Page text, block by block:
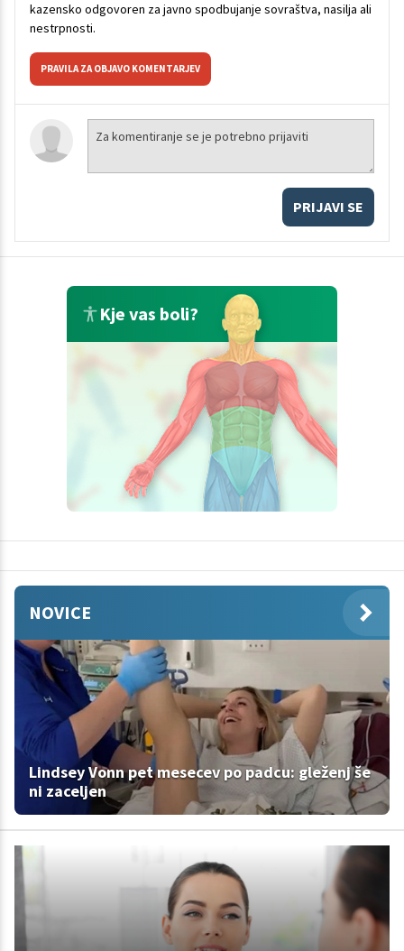
kazensko odgovoren za javno spodbujanje sovraštva, nasilja ali
nestrpnosti.
PRAVILA ZA OBJAVO KOMENTARJEV
PRIJAVI SE
Kje vas boli?
NOVICE
Lindsey Vonn pet mesecev po padcu: gleženj še
ni zaceljen